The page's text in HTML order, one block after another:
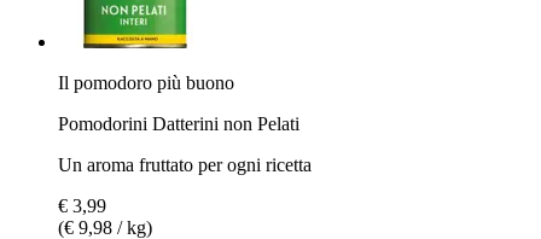
Il pomodoro più buono
Pomodorini Datterini non Pelati
Un aroma fruttato per ogni ricetta
€ 3,99
(€ 9,98 / kg)